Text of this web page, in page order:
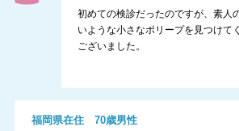
初めての検診だったのですが、素人
いような小さなポリープを見つけて
ございました。
福岡県在住 70歳男性